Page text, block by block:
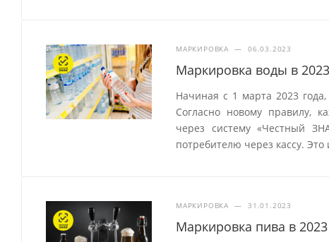
МАРКИРОВКА — 06.03.2023
Маркировка воды в
Начиная с 1 марта 2023
Согласно новому правилу,
через систему «Честный
потребителю через кассу.
МАРКИРОВКА — 31.01.2023
Маркировка пива в 2023